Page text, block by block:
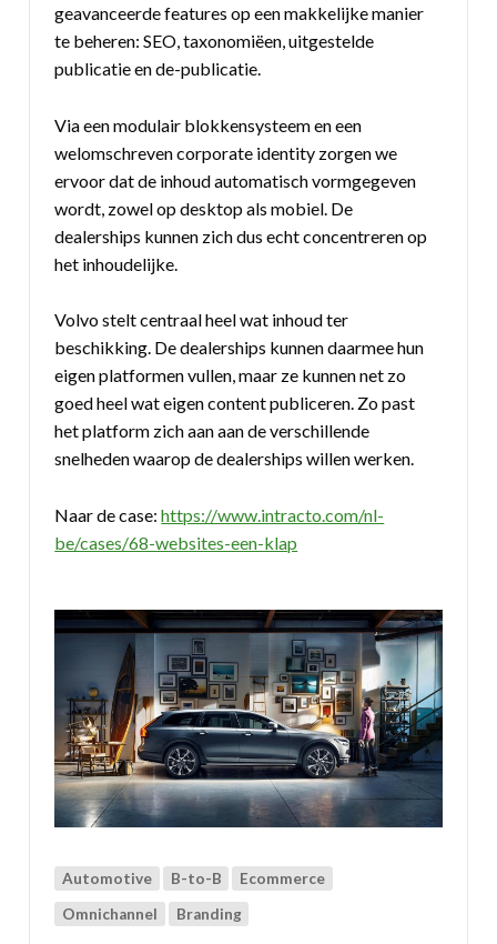
geavanceerde features op een makkelijke manier
te beheren: SEO, taxonomiëen, uitgestelde
publicatie en de-publicatie.
Via een modulair blokkensysteem en een
welomschreven corporate identity zorgen we
ervoor dat de inhoud automatisch vormgegeven
wordt, zowel op desktop als mobiel. De
dealerships kunnen zich dus echt concentreren op
het inhoudelijke.
Volvo stelt centraal heel wat inhoud ter
beschikking. De dealerships kunnen daarmee hun
eigen platformen vullen, maar ze kunnen net zo
goed heel wat eigen content publiceren. Zo past
het platform zich aan aan de verschillende
snelheden waarop de dealerships willen werken.
Naar de case:https://www.intracto.com/nl-
be/cases/68-websites-een-klap
Automotive B-to-B Ecommerce
Omnichannel Branding